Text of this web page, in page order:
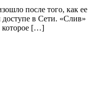
после того, как ее
доступе в Сети. «Слив»
которое […]